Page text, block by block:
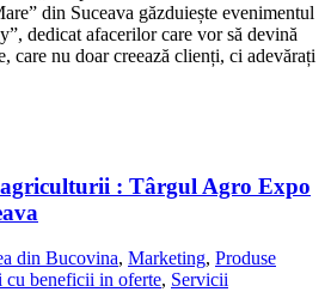
din Suceava găzduiește evenimentul
dedicat afacerilor care vor să devină
care nu doar creează clienți, ci adevărați
: Târgul Agro Expo
din Bucovina, Marketing, Produse
cu beneficii in oferte, Servicii